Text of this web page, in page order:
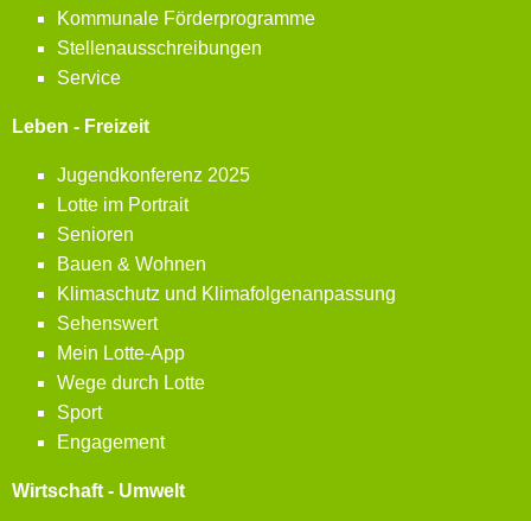
Kommunale Förderprogramme
Stellenausschreibungen
Service
Leben - Freizeit
Jugendkonferenz 2025
Lotte im Portrait
Senioren
Bauen & Wohnen
Klimaschutz und Klimafolgenanpassung
Sehenswert
Mein Lotte-App
Wege durch Lotte
Sport
Engagement
Wirtschaft - Umwelt